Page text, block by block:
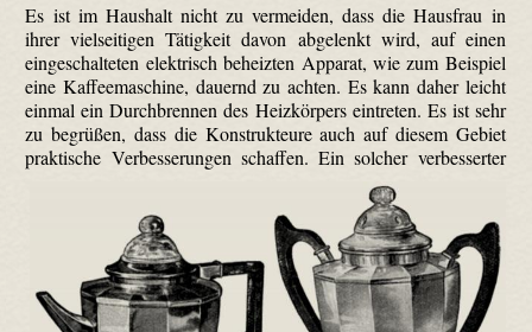
Es ist im Haushalt nicht zu vermeiden, dass die Hausfrau in
ihrer vielseitigen Tätigkeit davon abgelenkt wird, auf einen
eingeschalteten elektrisch beheizten Apparat, wie zum Beispiel
eine Kaffeemaschine, dauernd zu achten. Es kann daher leicht
einmal ein Durchbrennen des Heizkörpers eintreten. Es ist sehr
zu begrüßen, dass die Konstrukteure auch auf diesem Gebiet
praktische Verbesserungen schaffen.Ein solcher verbesserter